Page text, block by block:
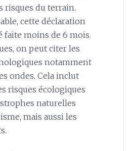
risques du terrain.
cette déclaration
faite moins de 6 mois.
on peut citer les
notamment
ondes. Cela inclut
risques écologiques
naturelles
mais aussi les